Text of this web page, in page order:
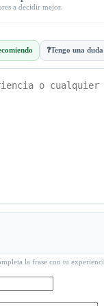
a decidir mejor.
❓Tengo una duda
la frase con tu